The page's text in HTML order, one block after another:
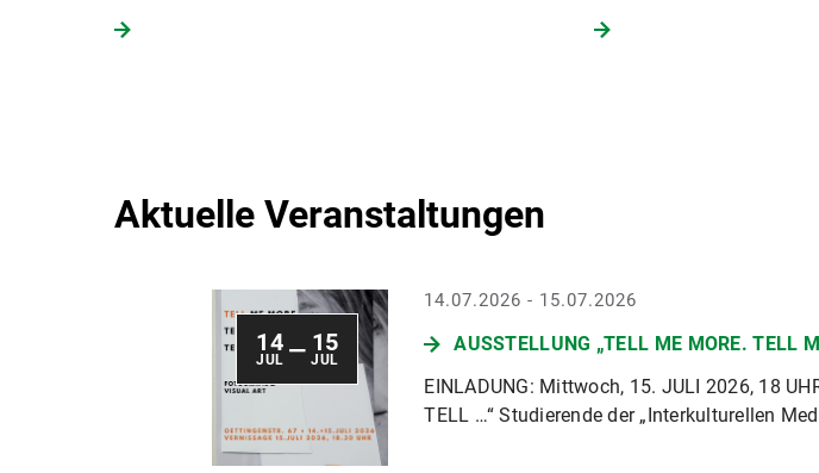
Aktuelle Veranstaltungen
14
JUL — 15
JUL
14.07.2026 - 15.07.2026
AUSSTELLUNG „TELL ME MORE. TELL
EINLADUNG: Mittwoch, 15. JULI 2026, 18
TELL …“ Studierende der „Interkulturellen